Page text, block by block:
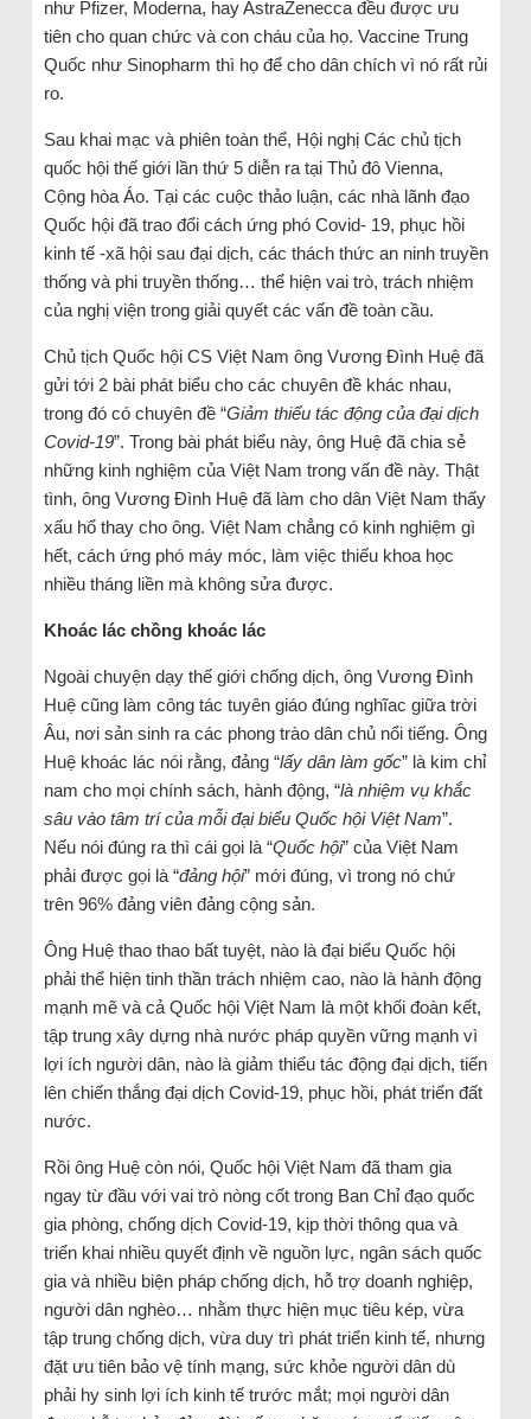
như Pfizer, Moderna, hay AstraZenecca đều được ưu
tiên cho quan chức và con cháu của họ. Vaccine Trung
Quốc như Sinopharm thì họ để cho dân chích vì nó rất rủi
ro.
Sau khai mạc và phiên toàn thể, Hội nghị Các chủ tịch
quốc hội thế giới lần thứ 5 diễn ra tại Thủ đô Vienna,
Cộng hòa Áo. Tại các cuộc thảo luận, các nhà lãnh đạo
Quốc hội đã trao đổi cách ứng phó Covid- 19, phục hồi
kinh tế -xã hội sau đại dịch, các thách thức an ninh truyền
thống và phi truyền thống… thể hiện vai trò, trách nhiệm
của nghị viện trong giải quyết các vấn đề toàn cầu.
Chủ tịch Quốc hội CS Việt Nam ông Vương Đình Huệ đã
gửi tới 2 bài phát biểu cho các chuyên đề khác nhau,
trong đó có chuyên đề “Giảm thiểu tác động của đại dịch
Covid-19”. Trong bài phát biểu này, ông Huệ đã chia sẻ
những kinh nghiệm của Việt Nam trong vấn đề này. Thật
tình, ông Vương Đình Huệ đã làm cho dân Việt Nam thấy
xấu hổ thay cho ông. Việt Nam chẳng có kinh nghiệm gì
hết, cách ứng phó máy móc, làm việc thiếu khoa học
nhiều tháng liền mà không sửa được.
Khoác lác chồng khoác lác
Ngoài chuyện dạy thế giới chống dịch, ông Vương Đình
Huệ cũng làm công tác tuyên giáo đúng nghĩac giữa trời
Âu, nơi sản sinh ra các phong trào dân chủ nổi tiếng. Ông
Huệ khoác lác nói rằng, đảng “lấy dân làm gốc” là kim chỉ
nam cho mọi chính sách, hành động, “là nhiệm vụ khắc
sâu vào tâm trí của mỗi đại biểu Quốc hội Việt Nam”.
Nếu nói đúng ra thì cái gọi là “Quốc hội” của Việt Nam
phải được gọi là “đảng hội” mới đúng, vì trong nó chứ
trên 96% đảng viên đảng cộng sản.
Ông Huệ thao thao bất tuyệt, nào là đại biểu Quốc hội
phải thể hiện tinh thần trách nhiệm cao, nào là hành động
mạnh mẽ và cả Quốc hội Việt Nam là một khối đoàn kết,
tập trung xây dựng nhà nước pháp quyền vững mạnh vì
lợi ích người dân, nào là giảm thiểu tác động đại dịch, tiến
lên chiến thắng đại dịch Covid-19, phục hồi, phát triển đất
nước.
Rồi ông Huệ còn nói, Quốc hội Việt Nam đã tham gia
ngay từ đầu với vai trò nòng cốt trong Ban Chỉ đạo quốc
gia phòng, chống dịch Covid-19, kịp thời thông qua và
triển khai nhiều quyết định về nguồn lực, ngân sách quốc
gia và nhiều biện pháp chống dịch, hỗ trợ doanh nghiệp,
người dân nghèo… nhằm thực hiện mục tiêu kép, vừa
tập trung chống dịch, vừa duy trì phát triển kinh tế, nhưng
đặt ưu tiên bảo vệ tính mạng, sức khỏe người dân dù
phải hy sinh lợi ích kinh tế trước mắt; mọi người dân